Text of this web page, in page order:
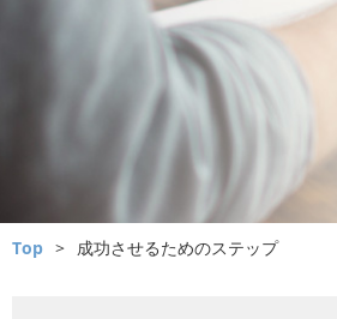
Top > 成功させるためのステップ